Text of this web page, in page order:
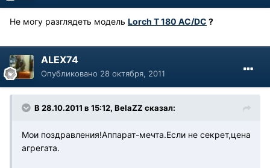
Не могу разглядеть модель Lorch T 180 AC/DC ?
ALEX74
Опубликовано 28 октября, 2011
В 28.10.2011 в 15:12, BelaZZ сказал:
Мои поздравления!Аппарат-мечта.Если не секрет,цена
агрегата.